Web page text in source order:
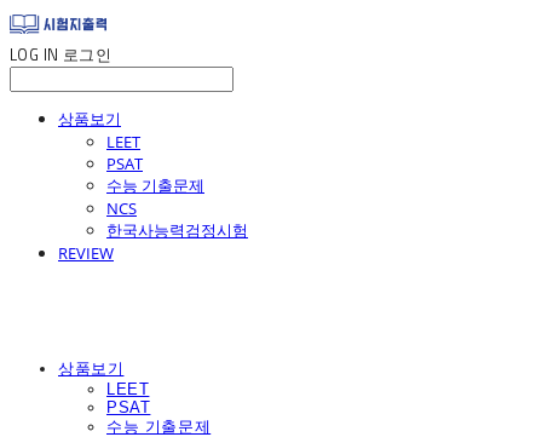
LOG IN 로그인
상품보기
LEET
PSAT
수능 기출문제
NCS
한국사능력검정시험
REVIEW
상품보기
LEET
PSAT
수능 기출문제